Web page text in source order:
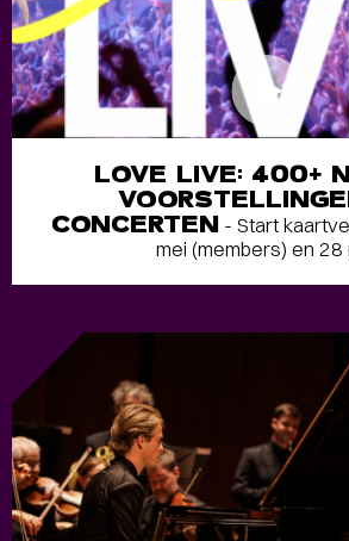
LOVE LIVE: 400+
CONCERTEN - Start
mei (members) en 28